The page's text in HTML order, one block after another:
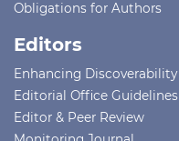
Obligations for Authors
Editors
Enhancing Discoverability
Editorial Office Guidelines
Editor & Peer Review